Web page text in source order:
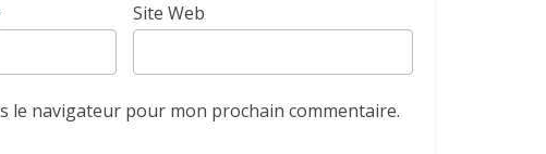
Site Web
le navigateur pour mon prochain commentaire.